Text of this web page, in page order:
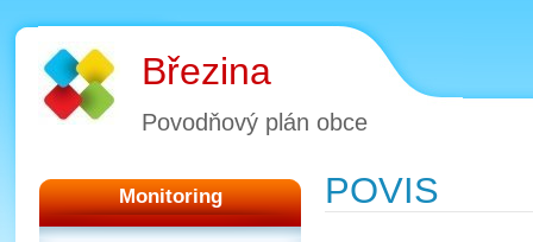
Březina
Povodňový plán obce
Monitoring POVIS